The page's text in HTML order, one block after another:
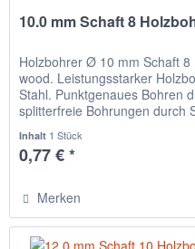
10.0 mm Schaft 8
Holzbohrer Ø 10 mm Schaft
wood. Leistungsstarker
Stahl. Punktgenaues Bohren
splitterfreie Bohrungen durch
Inhalt 1 Stück
0,77 € *
Merken